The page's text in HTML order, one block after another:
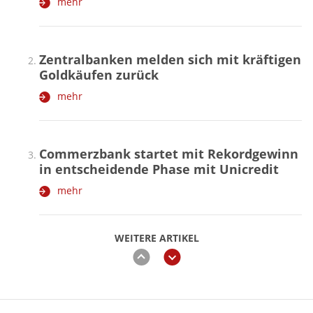
WEITERE ARTIKEL
zurückweiter
Zentralbanken melden sich mit kräftigen
Goldkäufen zurück
mehr
Commerzbank startet mit Rekordgewinn
in entscheidende Phase mit Unicredit
mehr